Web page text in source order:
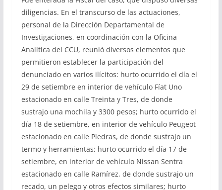
diligencias. En el transcurso de las actuaciones,
personal de la Dirección Departamental de
Investigaciones, en coordinación con la Oficina
Analítica del CCU, reunió diversos elementos que
permitieron establecer la participación del
denunciado en varios ilícitos: hurto ocurrido el día el
29 de setiembre en interior de vehículo Fíat Uno
estacionado en calle Treinta y Tres, de donde
sustrajo una mochila y 3300 pesos; hurto ocurrido el
día 18 de setiembre, en interior de vehículo Peugeot
estacionado en calle Piedras, de donde sustrajo un
termo y herramientas; hurto ocurrido el día 17 de
setiembre, en interior de vehículo Nissan Sentra
estacionado en calle Ramírez, de donde sustrajo un
recado, un pelego y otros efectos similares; hurto